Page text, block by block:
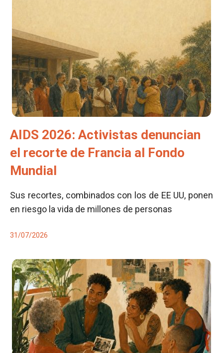
AIDS 2026: Activistas denuncian
el recorte de Francia al Fondo
Mundial
Sus recortes, combinados con los de EE UU, ponen
en riesgo la vida de millones de personas
31/07/2026